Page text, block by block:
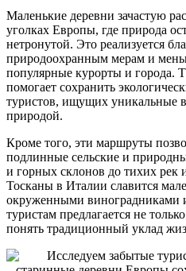
Маленькие деревни зачастую
уголках Европы, где природа
нетронутой. Это реализуется
природоохранным мерам и
популярные курорты и города.
помогает сохранить
туристов, ищущих уникальные
природой.
Кроме того, эти маршруты
подлинные сельские и
и горных склонов до тихих рек
Тосканы в Италии славится
окруженными виноградниками
туристам предлагается не
понять традиционный уклад